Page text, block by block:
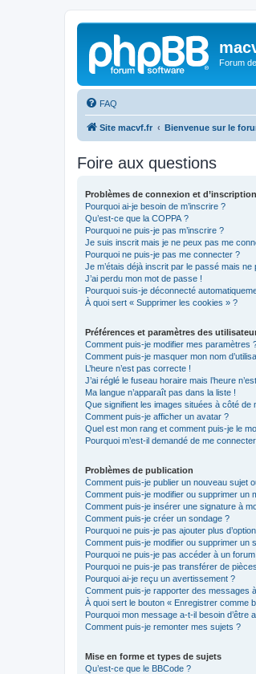
Forum
FAQ
Site macvf.fr Bienvenue sur le
Foire aux questions
Problèmes de connexion et d’inscription
Pourquoi ai-je besoin de m’inscrire ?
Qu’est-ce que la COPPA ?
Pourquoi ne puis-je pas m’inscrire ?
Je suis inscrit mais je ne peux pas me
Pourquoi ne puis-je pas me connecter ?
Je m’étais déjà inscrit par le passé mais
J’ai perdu mon mot de passe !
Pourquoi suis-je déconnecté
À quoi sert « Supprimer les cookies » ?
Préférences et paramètres des
Comment puis-je modifier mes paramètres
Comment puis-je masquer mon nom
L’heure n’est pas correcte !
J’ai réglé le fuseau horaire mais l’heure
Ma langue n’apparaît pas dans la liste !
Que signifient les images situées à côté de
Comment puis-je afficher un avatar ?
Quel est mon rang et comment puis-je le
Pourquoi m’est-il demandé de me
Problèmes de publication
Comment puis-je publier un nouveau sujet
Comment puis-je modifier ou supprimer un
Comment puis-je insérer une signature à
Comment puis-je créer un sondage ?
Pourquoi ne puis-je pas ajouter plus
Comment puis-je modifier ou supprimer un
Pourquoi ne puis-je pas accéder à un
Pourquoi ne puis-je pas transférer de
Pourquoi ai-je reçu un avertissement ?
Comment puis-je rapporter des messages
À quoi sert le bouton « Enregistrer comme
Pourquoi mon message a-t-il besoin d’être
Comment puis-je remonter mes sujets ?
Mise en forme et types de sujets
Qu’est-ce que le BBCode ?